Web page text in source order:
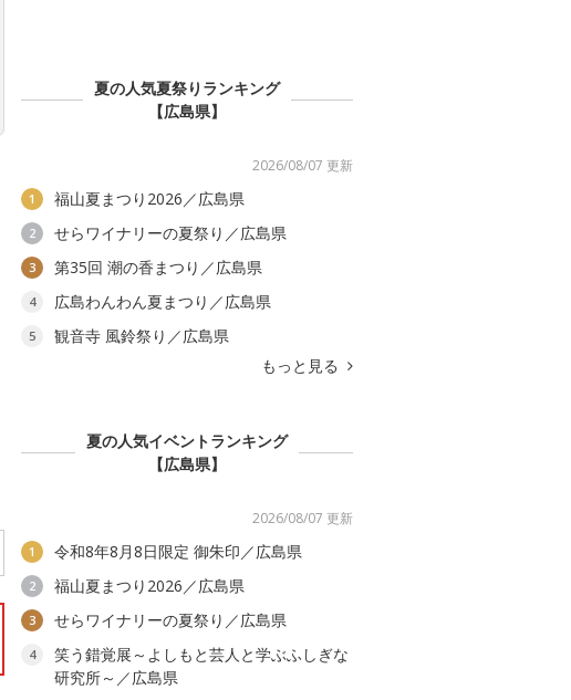
夏の人気夏祭りランキング
【広島県】
2026/08/07 更新
1 福山夏まつり2026／広島県
2 せらワイナリーの夏祭り／広島県
3 第35回 潮の香まつり／広島県
4 広島わんわん夏まつり／広島県
5
観音寺 風鈴祭り／広島県
もっと見る
夏の人気イベントランキング
【広島県】
2026/08/07 更新
1 令和8年8月8日限定 御朱印／広島県
2 福山夏まつり2026／広島県
3 せらワイナリーの夏祭り／広島県
4
笑う錯覚展～よしもと芸人と学ぶふしぎな
研究所～／広島県